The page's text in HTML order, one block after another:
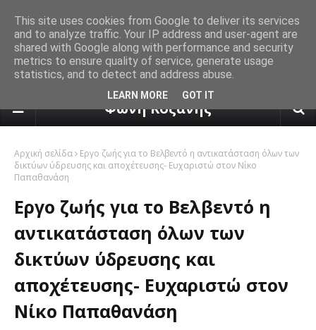
πρόγνωση καιρού από το
Φωνή Κοζάνης
Αρχική σελίδα
Εργο ζωής για το Βελβεντό η αντικατάσταση όλων των
δικτύων ύδρευσης και αποχέτευσης- Ευχαριστώ στον Νίκο
Παπαθανάση
Εργο ζωής για το Βελβεντό η
αντικατάσταση όλων των
δικτύων ύδρευσης και
αποχέτευσης- Ευχαριστώ στον
Νίκο Παπαθανάση
This site uses cookies from Google to deliver its services
and to analyze traffic. Your IP address and user-agent are
shared with Google along with performance and security
metrics to ensure quality of service, generate usage
statistics, and to detect and address abuse.
LEARN MORE GOT IT